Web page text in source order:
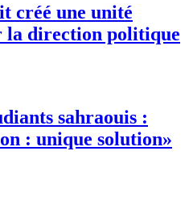
créé une unité
la direction politique
sahraouis :
: unique solution»